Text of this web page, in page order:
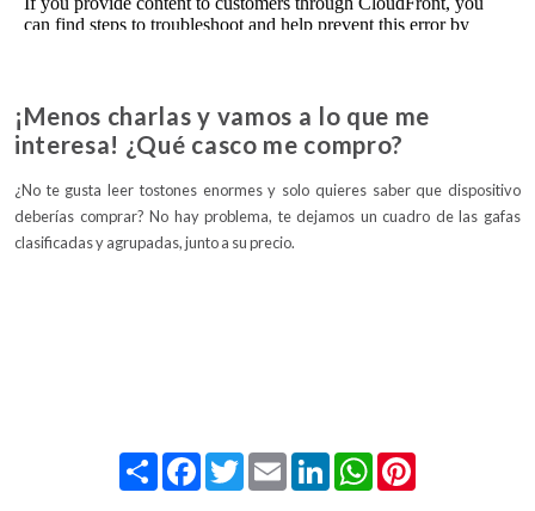
¡Menos charlas y vamos a lo que me
interesa! ¿Qué casco me compro?
¿No te gusta leer tostones enormes y solo quieres saber que dispositivo
deberías comprar? No hay problema, te dejamos un cuadro de las gafas
clasificadas y agrupadas, junto a su precio.
Share FacebookTwitterEmail LinkedInWhatsApp